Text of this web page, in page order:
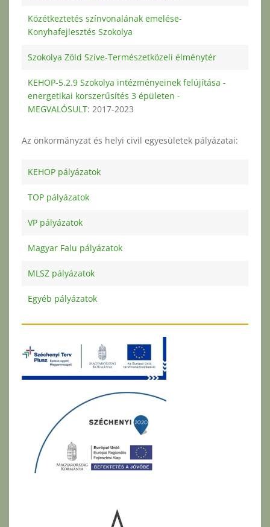
Közétkeztetés színvonalának emelése-
Konyhafejlesztés Szokolya
Szokolya Zöld Szíve-Természetközeli élménytér
KEHOP-5.2.9 Szokolya intézményeinek felújítása -
energetikai korszerűsítés 3 épületen -
MEGVALÓSULT: 2017-2023
Az önkormányzat és helyi civil egyesületek pályázatai:
KEHOP pályázatok
TOP pályázatok
VP pályázatok
Magyar Falu pályázatok
MLSZ pályázatok
Egyéb pályázatok